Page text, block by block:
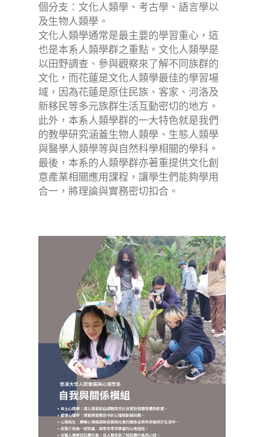
個分支：文化人類學、考古學、語言學以
及生物人類學。
文化人類學通常是最主要的學習重心，這
也是本系人類學群之重點。文化人類學是
以田野調查、參與觀察來了解不同族群的
文化，而花蓮是文化人類學最佳的學習場
域，因為花蓮是原住民族、客家、河洛及
新移民等多元族群生活互動密切的地方。
此外，本系人類學群的一大特色就是我們
的教學研究涵蓋生物人類學、生態人類學
與醫學人類學等與自然科學相關的學科。
最後，本系的人類學群亦著重提供文化創
意產業相關應用課程，讓學生們能夠學用
合一，將理論與實務密切扣合。